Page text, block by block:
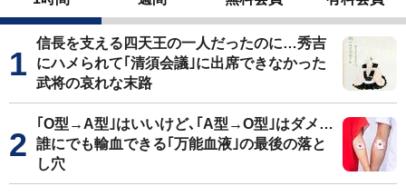
信長を支える四天王の一人だったのに…秀吉
にハメられて｢清須会議｣に出席できなかった
武将の哀れな末路
｢O型→A型｣はいいけど､｢A型→O型｣はダメ…
誰にでも輸血できる｢万能血液｣の最後の落と
し穴